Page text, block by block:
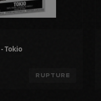
Tokio
RUPTURE